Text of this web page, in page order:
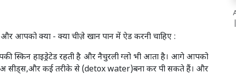
आपको क्या - क्या चीज़े खान पान में ऐड करनी चाहिए :
स्किन हाइड्रेटेड रहती है और नैचुरली ग्लो भी आता है। आगे आपको
सीड्स,और कई तरीके से (detox water)बना कर पी सकते हैं। और